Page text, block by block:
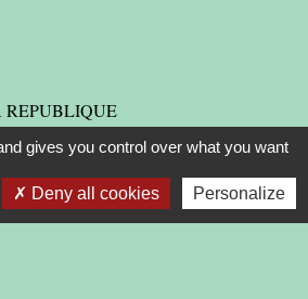
REPUBLIQUE
gives you control over what you want
Deny all cookies Personalize